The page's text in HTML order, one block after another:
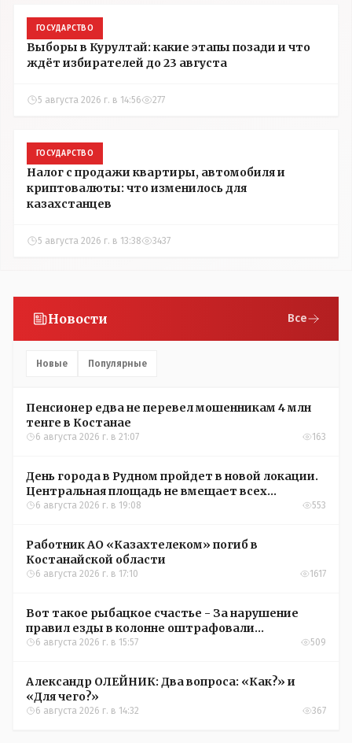
ГОСУДАРСТВО
Выборы в Курултай: какие этапы позади и что
ждёт избирателей до 23 августа
5 августа 2026 г. в 14:56 277
ГОСУДАРСТВО
Налог с продажи квартиры, автомобиля и
криптовалюты: что изменилось для
казахстанцев
5 августа 2026 г. в 13:38 3437
Новости Все
Новые Популярные
Пенсионер едва не перевел мошенникам 4 млн
тенге в Костанае
6 августа 2026 г. в 21:07 163
День города в Рудном пройдет в новой локации.
Центральная площадь не вмещает всех
желающих
6 августа 2026 г. в 19:08 553
Работник АО «Казахтелеком» погиб в
Костанайской области
6 августа 2026 г. в 17:10 1617
Вот такое рыбацкое счастье - За нарушение
правил езды в колонне оштрафовали
участников соревнований в Аркалыке
6 августа 2026 г. в 15:57 509
Александр ОЛЕЙНИК: Два вопроса: «Как?» и
«Для чего?»
6 августа 2026 г. в 14:32 367